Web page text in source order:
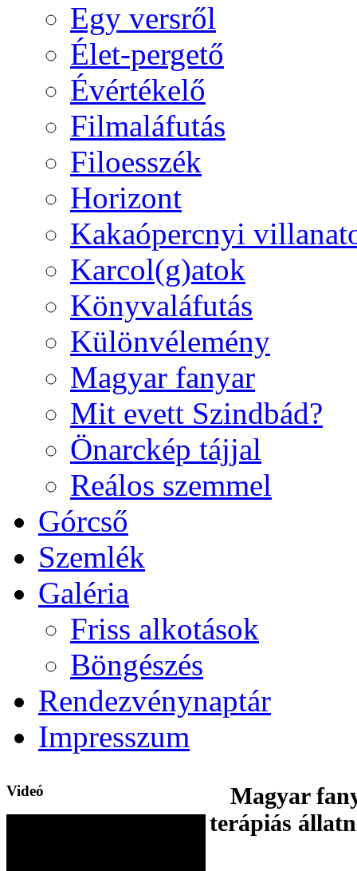
Egy versről
Élet-pergető
Évértékelő
Filmaláfutás
Filoesszék
Horizont
Kakaópercnyi
Karcol(g)atok
Könyvaláfutás
Különvélemény
Magyar fanyar
Mit evett Szindbád?
Önarckép tájjal
Reálos szemmel
Górcső
Szemlék
Galéria
Friss alkotások
Böngészés
Rendezvénynaptár
Impresszum
Videó
Magyar
terápiás